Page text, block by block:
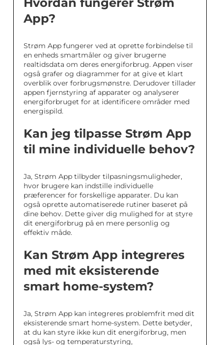
App?
Strøm App fungerer ved at oprette forbindelse til
en enheds smartmåler og giver brugerne
realtidsdata om deres energiforbrug. Appen viser
også grafer og diagrammer for at give et klart
overblik over forbrugsmønstre. Derudover tillader
appen fjernstyring af apparater og analyserer
energiforbruget for at identificere områder med
energispild.
Kan jeg tilpasse Strøm App
til mine individuelle behov?
Ja, Strøm App tilbyder tilpasningsmuligheder,
hvor brugere kan indstille individuelle
præferencer for forskellige apparater. Du kan
også oprette automatiserede rutiner baseret på
dine behov. Dette giver dig mulighed for at styre
dit energiforbrug på en mere personlig og
effektiv måde.
Kan Strøm App integreres
med mit eksisterende
smart home-system?
Ja, Strøm App kan integreres problemfrit med dit
eksisterende smart home-system. Dette betyder,
at du kan styre ikke kun dit energiforbrug, men
også lys- og temperaturstyring,